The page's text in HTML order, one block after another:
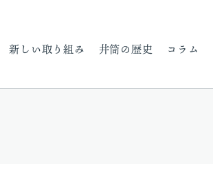
新しい取り組み 井筒の歴史 コラム